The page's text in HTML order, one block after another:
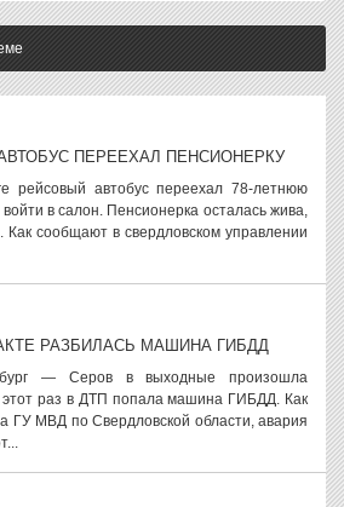
ПЕРЕЕХАЛ ПЕНСИОНЕРКУ
рейсовый автобус переехал 78-летнюю
в салон. Пенсионерка осталась жива,
Как сообщают в свердловском управлении
РАЗБИЛАСЬ МАШИНА ГИБДД
— Серов в выходные произошла
раз в ДТП попала машина ГИБДД. Как
ГУ МВД по Свердловской области, авария